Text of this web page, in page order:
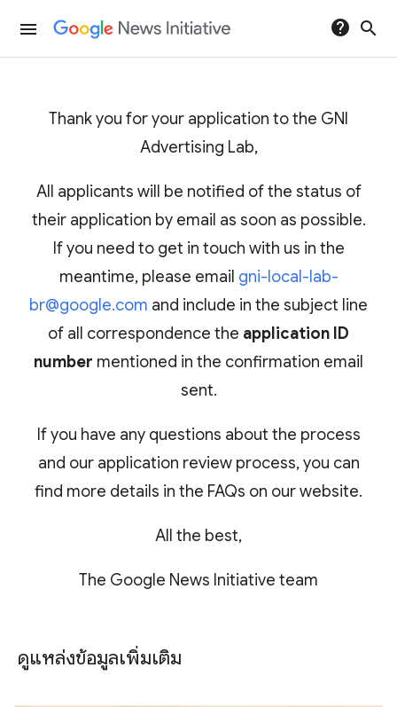
menu help search
Thank you for your application to the GNI
Advertising Lab,
All applicants will be notified of the status of
their application by email as soon as possible.
If you need to get in touch with us in the
meantime, please email gni-local-lab-
br@google.com and include in the subject line
of all correspondence the application ID
number mentioned in the confirmation email
sent.
If you have any questions about the process
and our application review process, you can
find more details in the FAQs on our website.
All the best,
The Google News Initiative team
ดูแหล่งข้อมูลเพิ่มเติม